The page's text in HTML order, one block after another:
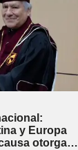
y Europa
otorgado